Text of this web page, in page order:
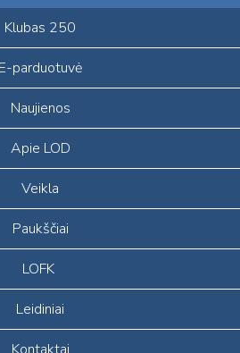
Klubas 250
E-parduotuvė
Naujienos
Apie LOD
Veikla
Paukščiai
LOFK
Leidiniai